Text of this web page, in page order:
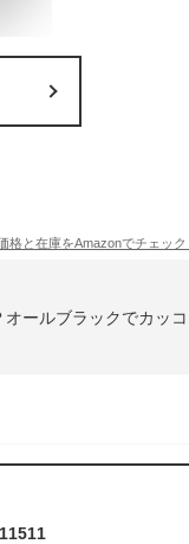
格と在庫をAmazonでチェック
ールブラックでカッコ